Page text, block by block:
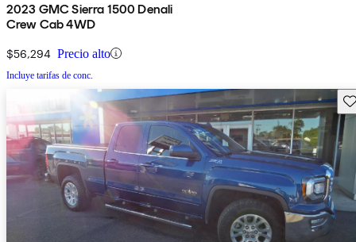
2023 GMC Sierra 1500 Denali
Crew Cab 4WD
$56,294 Precio alto
Incluye tarifas de conc.